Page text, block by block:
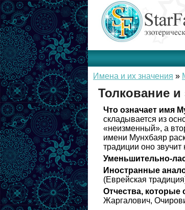
Имена и их значения »
Толкование
Что означает имя
складывается из
«неизменный», а
имени Мунхбаяр
традиции оно
Уменьшительно-
Иностранные
(Еврейская
Отчества, которые
Жаргалович,